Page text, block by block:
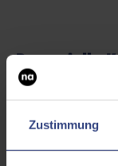
Zustimmung
Potenzielle
Issues-
Signale für